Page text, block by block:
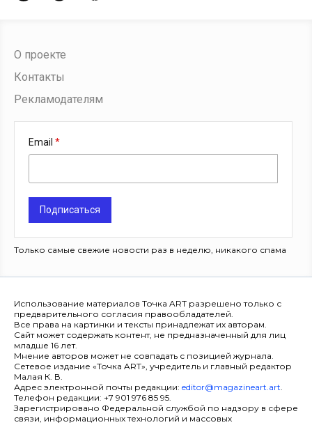
О проекте
Контакты
Рекламодателям
Email
Подписаться
Только самые свежие новости раз в неделю, никакого спама
Использование материалов Точка ART разрешено только с
предварительного согласия правообладателей.
Все права на картинки и тексты принадлежат их авторам.
Сайт может содержать контент, не предназначенный для лиц
младше 16 лет.
Мнение авторов может не совпадать с позицией журнала.
Сетевое издание «Точка ART», учредитель и главный редактор
Малая К. В.
Адрес электронной почты редакции: editor@magazineart.art.
Телефон редакции: +7 901 976 85 95.
Зарегистрировано Федеральной службой по надзору в сфере
связи, информационных технологий и массовых